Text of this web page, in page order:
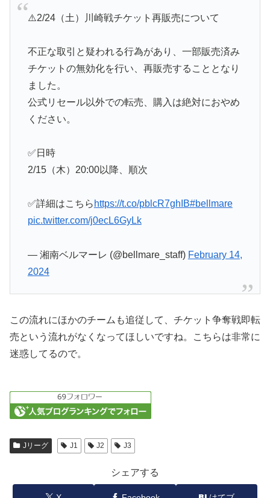
⚠️2/24（土）川崎戦チケット再販売について
不正な取引と疑われる行為があり、一部販売済み
チケットの無効化を行い、再販売することとなり
ました。
公式リセール以外での転売、購入は絶対におやめ
ください。
✅日時
2/15（木）20:00以降、順次
✅詳細はこちら https://t.co/pblcR7ghIB#bellmare
pic.twitter.com/j0ecL6GyLk
— 湘南ベルマーレ (@bellmare_staff) February 14,
2024
この流れにほかのチームも追従して、チケット争奪戦即転
売という流れがなくなってほしいですね。こちらは非常に
迷惑してるので。
Jリーグ J1 J2 J3
シェアする